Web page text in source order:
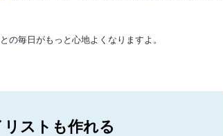
の毎日がもっと心地よくなりますよ。
ストも作れる